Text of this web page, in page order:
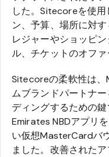
した。Sitecoreを使
ン、予算、場所に対
レジャーやショッピ
ル、チケットのオフ
Sitecoreの柔軟性は
ムブランドパートナ
ディングするための
Emirates NBDアプリ
い仮想MasterCardバ
ました。改善された